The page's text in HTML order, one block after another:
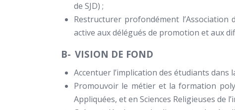
de SJD) ;
Restructurer profondément
active aux délégués de promotion et aux
B- VISION DE FOND
Accentuer l’implication des étudiants dans
Promouvoir le métier et la formation
Appliquées, et en Sciences Religieuses de